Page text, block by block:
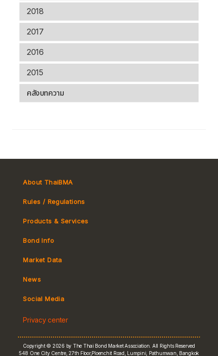
2018
2017
2016
2015
คลังบทความ
About ThaiBMA
Rules / Regulations
Tax
Products & Services
MeBond
e-bookbuilding
Bond Info
Market Data
Yield Curve
News
Social Media
Privacy center
Copyright © 2026 by The Thai Bond Market Association. All Rights Reserved
548 One City Centre, 27th Floor,Ploenchit Road, Lumpini, Pathumwan, Bangkok